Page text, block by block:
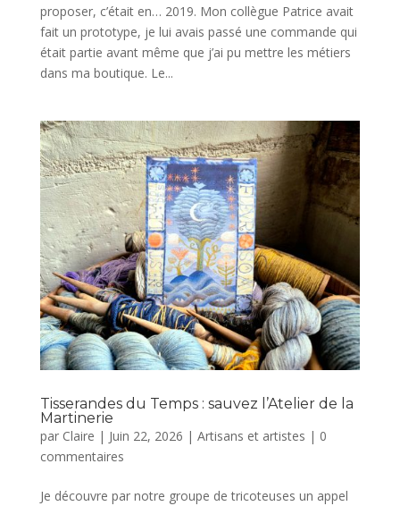
proposer, c’était en… 2019. Mon collègue Patrice avait
fait un prototype, je lui avais passé une commande qui
était partie avant même que j’ai pu mettre les métiers
dans ma boutique. Le...
Tisserandes du Temps : sauvez l’Atelier de la
Martinerie
par Claire | Juin 22, 2026 | Artisans et artistes | 0
commentaires
Je découvre par notre groupe de tricoteuses un appel